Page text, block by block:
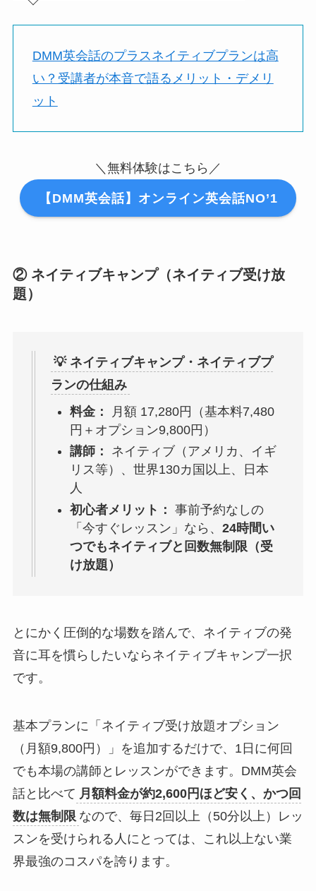
DMM英会話のプラスネイティブプランは高
い？受講者が本音で語るメリット・デメリ
ット
＼無料体験はこちら／
【DMM英会話】オンライン英会話NO’1
② ネイティブキャンプ（ネイティブ受け放
題）
💡 ネイティブキャンプ・ネイティブプ
ランの仕組み
料金：
月額 17,280円（基本料7,480
円＋オプション9,800円）
講師：
ネイティブ（アメリカ、イギ
リス等）、世界130カ国以上、日本
人
初心者メリット： 事前予約なしの
「今すぐレッスン」なら、 24時間い
つでもネイティブと回数無制限（受
け放題）
とにかく圧倒的な場数を踏んで、ネイティブの発
音に耳を慣らしたいならネイティブキャンプ一択
です。
基本プランに「ネイティブ受け放題オプション
（月額9,800円）」を追加するだけで、1日に何回
でも本場の講師とレッスンができます。DMM英会
話と比べて 月額料金が約2,600円ほど安く、かつ回
数は無制限 なので、毎日2回以上（50分以上）レッ
スンを受けられる人にとっては、これ以上ない業
界最強のコスパを誇ります。